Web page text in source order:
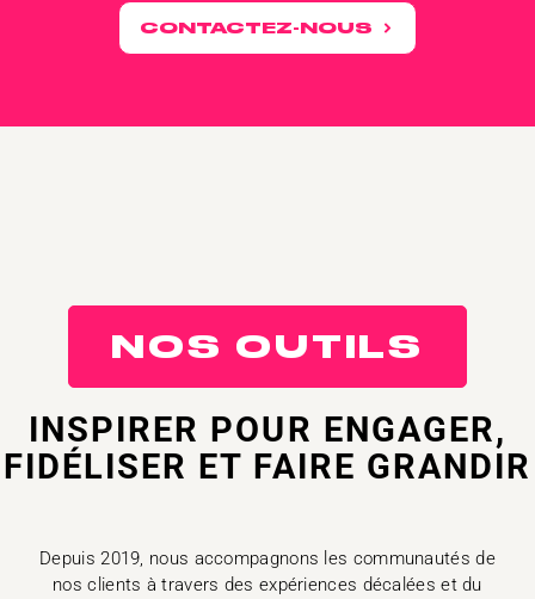
CONTACTEZ-NOUS
NOS OUTILS
INSPIRER POUR ENGAGER,
FIDÉLISER ET FAIRE GRANDIR
Depuis 2019, nous accompagnons les communautés de
nos clients à travers des expériences décalées et du